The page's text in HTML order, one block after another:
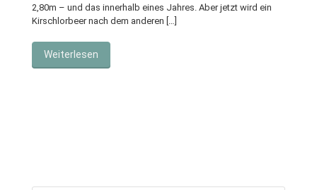
2,80m – und das innerhalb eines Jahres. Aber jetzt wird ein
Kirschlorbeer nach dem anderen […]
Weiterlesen